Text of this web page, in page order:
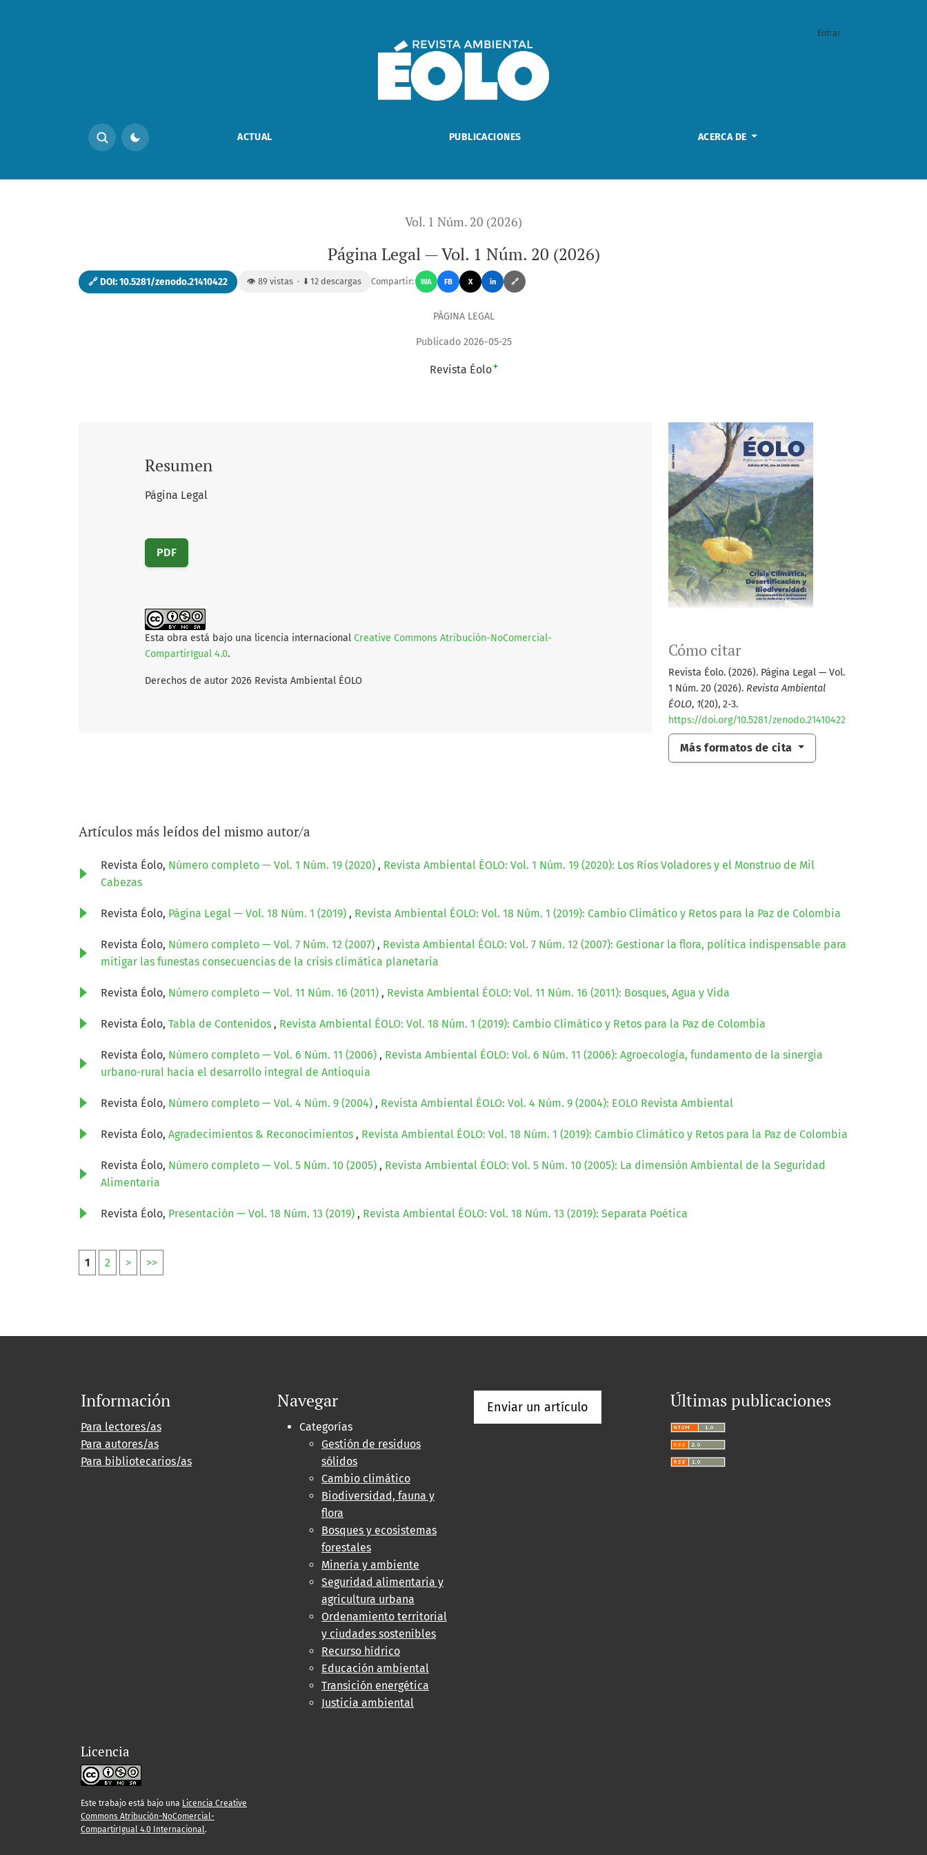
ACTUAL PUBLICACIONES ACERCA DE
Entrar
Vol. 1 Núm. 20 (2026)
Página Legal — Vol. 1 Núm. 20 (2026)
🔗 DOI: 10.5281/zenodo.21410422 👁️ 89 vistas · ⬇️ 12 descargas Compartir: WA FB X in 🔗
PÁGINA LEGAL
Publicado 2026-05-25
Revista Éolo+
Cómo citar
Revista Éolo. (2026). Página Legal — Vol.
1 Núm. 20 (2026). Revista Ambiental
ÉOLO, 1(20), 2-3.
https://doi.org/10.5281/zenodo.21410422
Más formatos de cita
Resumen
Página Legal
PDF
Esta obra está bajo una licencia internacional Creative Commons Atribución-NoComercial-
CompartirIgual 4.0.
Derechos de autor 2026 Revista Ambiental ÉOLO
Artículos más leídos del mismo autor/a
Revista Éolo, Número completo — Vol. 1 Núm. 19 (2020) , Revista Ambiental ÉOLO: Vol. 1 Núm. 19 (2020): Los Ríos Voladores y el Monstruo de Mil
Cabezas
Revista Éolo, Página Legal — Vol. 18 Núm. 1 (2019) , Revista Ambiental ÉOLO: Vol. 18 Núm. 1 (2019): Cambio Climático y Retos para la Paz de Colombia
Revista Éolo, Número completo — Vol. 7 Núm. 12 (2007) , Revista Ambiental ÉOLO: Vol. 7 Núm. 12 (2007): Gestionar la flora, política indispensable para
mitigar las funestas consecuencias de la crisis climática planetaria
Revista Éolo, Número completo — Vol. 11 Núm. 16 (2011) , Revista Ambiental ÉOLO: Vol. 11 Núm. 16 (2011): Bosques, Agua y Vida
Revista Éolo, Tabla de Contenidos , Revista Ambiental ÉOLO: Vol. 18 Núm. 1 (2019): Cambio Climático y Retos para la Paz de Colombia
Revista Éolo, Número completo — Vol. 6 Núm. 11 (2006) , Revista Ambiental ÉOLO: Vol. 6 Núm. 11 (2006): Agroecología, fundamento de la sinergia
urbano-rural hacia el desarrollo integral de Antioquia
Revista Éolo, Número completo — Vol. 4 Núm. 9 (2004) , Revista Ambiental ÉOLO: Vol. 4 Núm. 9 (2004): EOLO Revista Ambiental
Revista Éolo, Agradecimientos & Reconocimientos , Revista Ambiental ÉOLO: Vol. 18 Núm. 1 (2019): Cambio Climático y Retos para la Paz de Colombia
Revista Éolo, Número completo — Vol. 5 Núm. 10 (2005) , Revista Ambiental ÉOLO: Vol. 5 Núm. 10 (2005): La dimensión Ambiental de la Seguridad
Alimentaria
Revista Éolo, Presentación — Vol. 18 Núm. 13 (2019) , Revista Ambiental ÉOLO: Vol. 18 Núm. 13 (2019): Separata Poética
1 2 > >>
Información
Para lectores/as
Para autores/as
Para bibliotecarios/as
Navegar
Categorías
Gestión de residuos
sólidos
Cambio climático
Biodiversidad, fauna y
flora
Bosques y ecosistemas
forestales
Minería y ambiente
Seguridad alimentaria y
agricultura urbana
Ordenamiento territorial
y ciudades sostenibles
Recurso hídrico
Educación ambiental
Transición energética
Justicia ambiental
Enviar un artículo Últimas publicaciones
Licencia
Este trabajo está bajo una Licencia Creative
Commons Atribución-NoComercial-
CompartirIgual 4.0 Internacional.